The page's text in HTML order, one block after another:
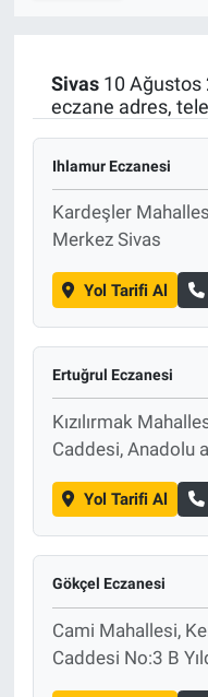
Sivas10 Ağustos
eczane adres,
Ihlamur Eczanesi
Kardeşler
Merkez Sivas
Yol Tarifi Al
Ertuğrul Eczanesi
Kızılırmak
Caddesi, Anadolu
Yol Tarifi Al
Gökçel Eczanesi
Cami Mahallesi,
Caddesi No:3 B
BLOG